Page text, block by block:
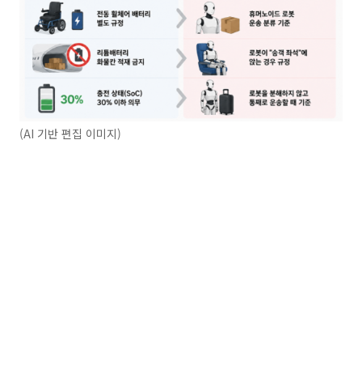
(AI 기반 편집 이미지)